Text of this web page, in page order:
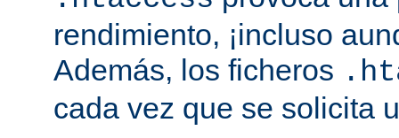
rendimiento, ¡incluso
Además, los ficheros
cada vez que se solicita